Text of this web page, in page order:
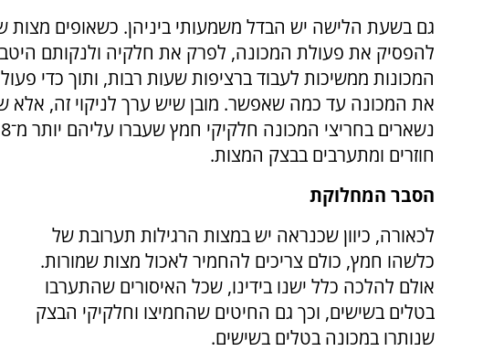
להפסיק את פעולת המכונה, לפרק את חלקיה ולנקותם
המכונות ממשיכות לעבוד ברציפות שעות רבות, ותוך כדי
את המכונה עד כמה שאפשר. מובן שיש ערך לניקוי זה,
חוזרים ומתערבים בבצק המצות.
הסבר המחלוקת
לכאורה, כיוון שכנראה יש במצות הרגילות תערובת של
כלשהו חמץ, כולם צריכים להחמיר לאכול מצות שמורות.
אולם להלכה כלל ישנו בידינו, שכל האיסורים שהתערבו
בטלים בשישים, וכך גם החיטים שהחמיצו וחלקיקי הבצק
שנותרו במכונה בטלים בשישים.